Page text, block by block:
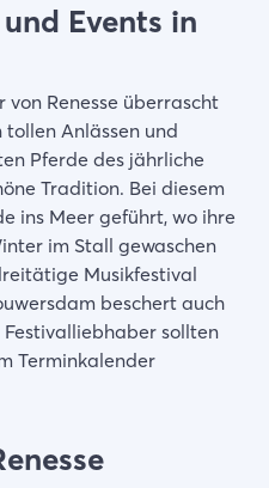
Events in
Renesse überrascht
Anlässen und
Pferde des jährliche
Tradition. Bei diesem
ins Meer geführt, wo ihre
im Stall gewaschen
Musikfestival
beschert auch
Festivalliebhaber sollten
Terminkalender